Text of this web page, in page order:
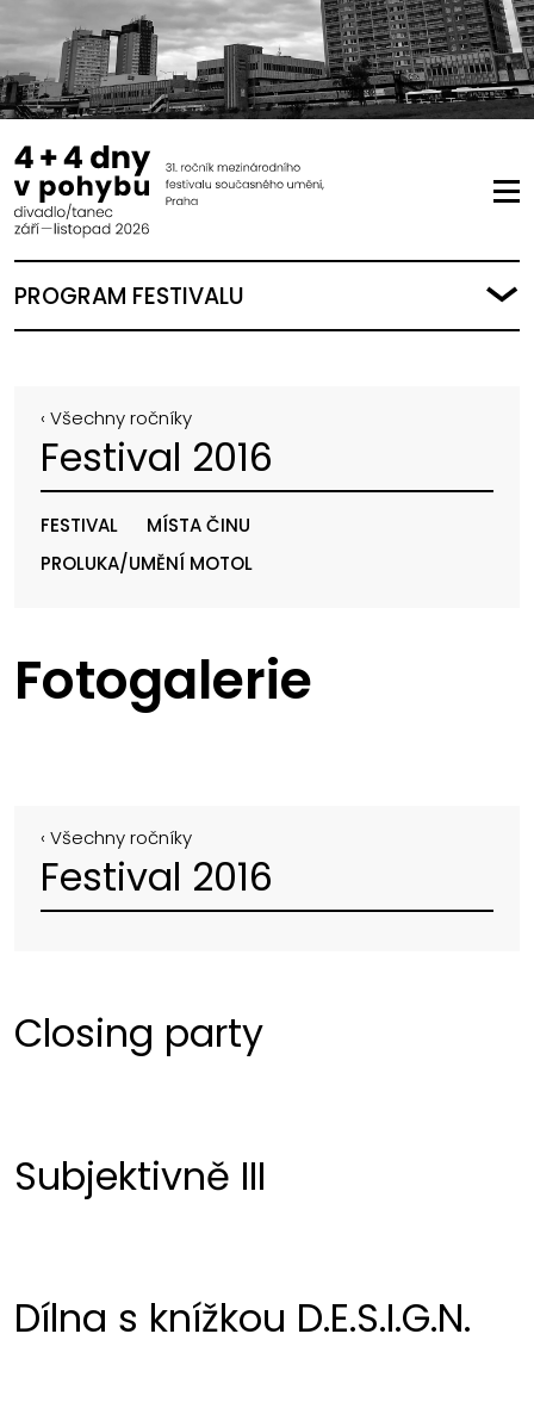
PROGRAM FESTIVALU
‹ Všechny ročníky
Festival 2016
FESTIVAL
MÍSTA ČINU
PROLUKA/UMĚNÍ MOTOL
Fotogalerie
‹ Všechny ročníky
Festival 2016
Closing party
Subjektivně III
Dílna s knížkou D.E.S.I.G.N.